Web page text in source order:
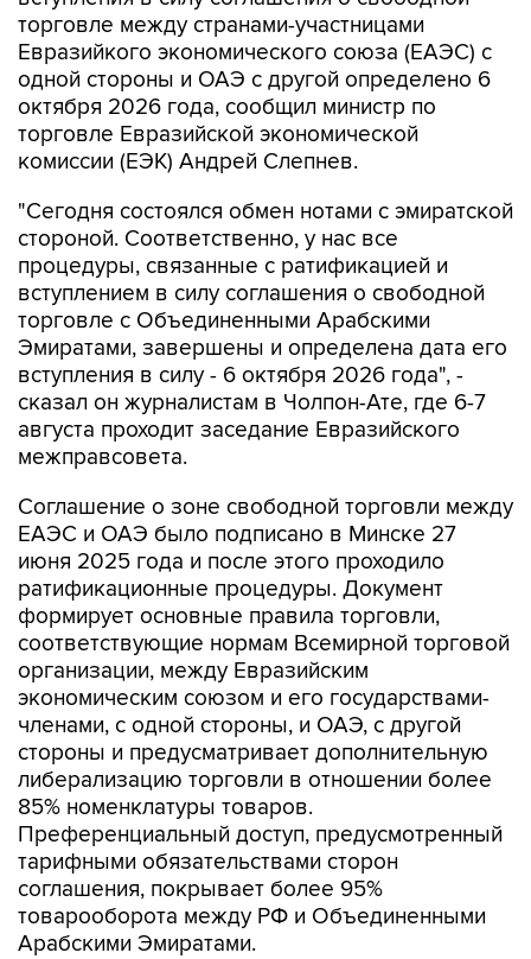
торговле между странами-участницами
Евразийкого экономического союза (ЕАЭС) с
одной стороны и ОАЭ с другой определено 6
октября 2026 года, сообщил министр по
торговле Евразийской экономической
комиссии (ЕЭК) Андрей Слепнев.
"Сегодня состоялся обмен нотами с эмиратской
стороной. Соответственно, у нас все
процедуры, связанные с ратификацией и
вступлением в силу соглашения о свободной
торговле с Объединенными Арабскими
Эмиратами, завершены и определена дата его
вступления в силу - 6 октября 2026 года", -
сказал он журналистам в Чолпон-Ате, где 6-7
августа проходит заседание Евразийского
межправсовета.
Соглашение о зоне свободной торговли между
ЕАЭС и ОАЭ было подписано в Минске 27
июня 2025 года и после этого проходило
ратификационные процедуры. Документ
формирует основные правила торговли,
соответствующие нормам Всемирной торговой
организации, между Евразийским
экономическим союзом и его государствами-
членами, с одной стороны, и ОАЭ, с другой
стороны и предусматривает дополнительную
либерализацию торговли в отношении более
85% номенклатуры товаров.
Преференциальный доступ, предусмотренный
тарифными обязательствами сторон
соглашения, покрывает более 95%
товарооборота между РФ и Объединенными
Арабскими Эмиратами.